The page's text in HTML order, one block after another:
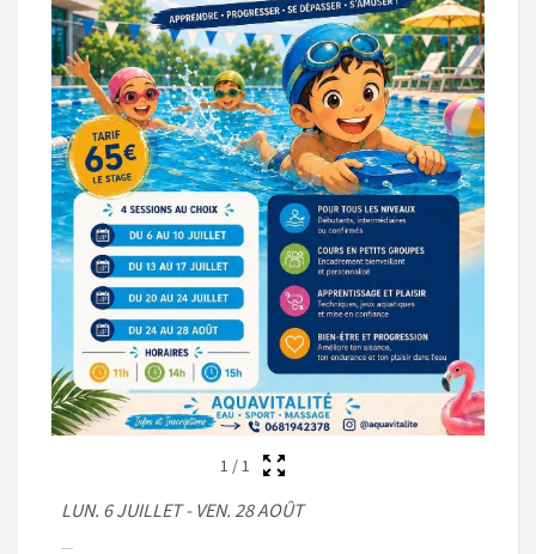
1 /1
LUN. 6 JUILLET - VEN. 28 AOÛT